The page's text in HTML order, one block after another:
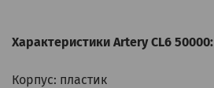
Характеристики Artery CL6 50000:
Корпус: пластик